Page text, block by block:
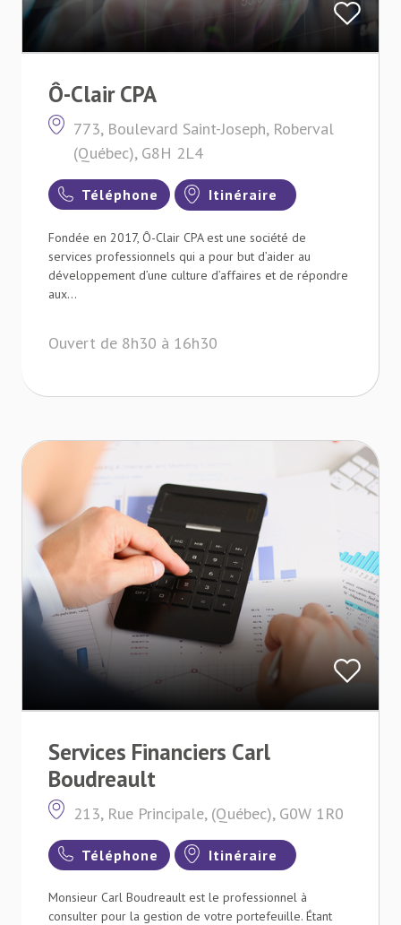
Ô-Clair CPA
773, Boulevard Saint-Joseph, Roberval
(Québec), G8H 2L4
Téléphone Itinéraire
Fondée en 2017, Ô-Clair CPA est une société de
services professionnels qui a pour but d’aider au
développement d’une culture d’affaires et de répondre
aux...
Ouvert de 8h30 à 16h30
Services Financiers Carl
Boudreault
213, Rue Principale, (Québec), G0W 1R0
Téléphone Itinéraire
Monsieur Carl Boudreault est le professionnel à
consulter pour la gestion de votre portefeuille. Étant